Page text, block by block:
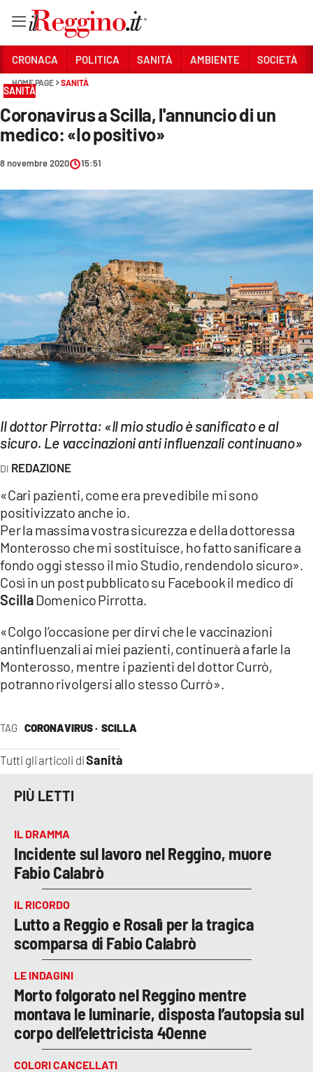
Sezioni
CRONACA
AMBIENTE
SOCIETÀ
ECONOMIA E LAVORO
EVENTI
SPORT
Streaming
LAC TV
LaC
Network
LACPLAY.IT
LACTV.IT
LACITYMAG.IT
ILREGGINO.IT
CATANZAROCHANNEL.IT
LACAPITALENEWS.IT
App
ANDROID
CRONACA POLITICA SANITÀ AMBIENTE SOCIETÀ
HOME PAGE SANITÀ
SANITÀ
Coronavirus a Scilla, l'annuncio di un
medico: «Io positivo»
8 novembre 2020 15:51
Il dottor Pirrotta: «Il mio studio è sanificato e al
sicuro. Le vaccinazioni anti influenzali continuano»
REDAZIONE
TAG CORONAVIRUS · SCILLA
Tutti gli articoli diSanità
«Cari pazienti, come era prevedibile mi sono
positivizzato anche io.
Per la massima vostra sicurezza e della dottoressa
Monterosso che mi sostituisce, ho fatto sanificare a
fondo oggi stesso il mio Studio, rendendolo sicuro».
Così in un post pubblicato su Facebook il medico di
ScillaDomenico Pirrotta.
«Colgo l’occasione per dirvi che le vaccinazioni
antinfluenzali ai miei pazienti, continuerà a farle la
Monterosso, mentre i pazienti del dottor Currò,
potranno rivolgersi allo stesso Currò».
PIÙ LETTI
IL DRAMMA
Incidente sul lavoro nel Reggino, muore
Fabio Calabrò
IL RICORDO
Lutto a Reggio e Rosalì per la tragica
scomparsa di Fabio Calabrò
LE INDAGINI
Morto folgorato nel Reggino mentre
montava le luminarie, disposta l’autopsia sul
corpo dell’elettricista 40enne
COLORI CANCELLATI